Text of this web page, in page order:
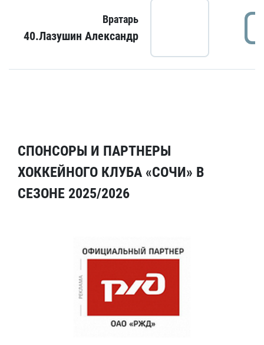
Вратарь
40.Лазушин Александр
СПОНСОРЫ И ПАРТНЕРЫ
ХОККЕЙНОГО КЛУБА «СОЧИ» В
СЕЗОНЕ 2025/2026